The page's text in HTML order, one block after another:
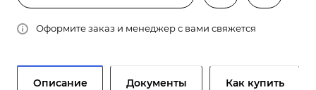
Оформите заказ и менеджер с вами свяжется
Описание Документы Как купить